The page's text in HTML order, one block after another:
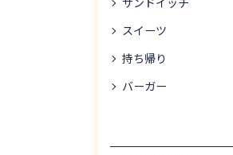
サンドイッチ
スイーツ
持ち帰り
バーガー